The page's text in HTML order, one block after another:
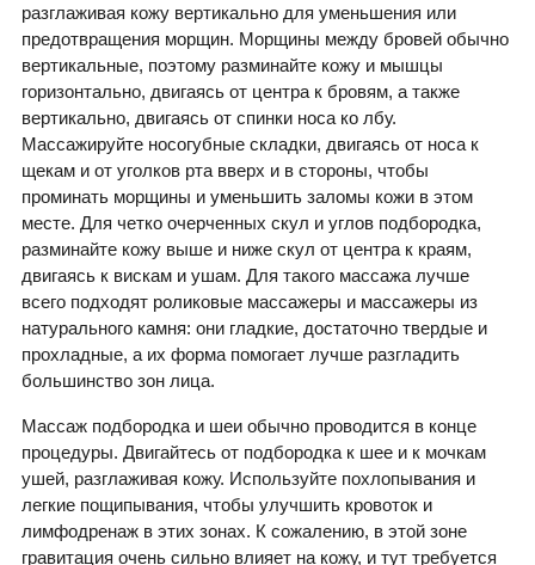
разглаживая кожу вертикально для уменьшения или
предотвращения морщин. Морщины между бровей обычно
вертикальные, поэтому разминайте кожу и мышцы
горизонтально, двигаясь от центра к бровям, а также
вертикально, двигаясь от спинки носа ко лбу.
Массажируйте носогубные складки, двигаясь от носа к
щекам и от уголков рта вверх и в стороны, чтобы
проминать морщины и уменьшить заломы кожи в этом
месте. Для четко очерченных скул и углов подбородка,
разминайте кожу выше и ниже скул от центра к краям,
двигаясь к вискам и ушам. Для такого массажа лучше
всего подходят роликовые массажеры и массажеры из
натурального камня: они гладкие, достаточно твердые и
прохладные, а их форма помогает лучше разгладить
большинство зон лица.
Массаж подбородка и шеи обычно проводится в конце
процедуры. Двигайтесь от подбородка к шее и к мочкам
ушей, разглаживая кожу. Используйте похлопывания и
легкие пощипывания, чтобы улучшить кровоток и
лимфодренаж в этих зонах. К сожалению, в этой зоне
гравитация очень сильно влияет на кожу, и тут требуется